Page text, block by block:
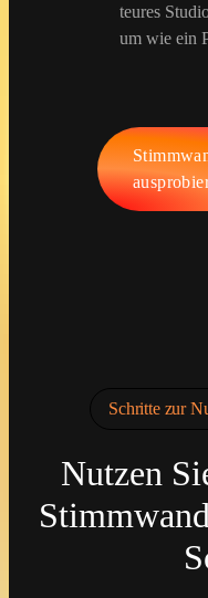
teures
um wie ein
Schritte zur
Nutzen